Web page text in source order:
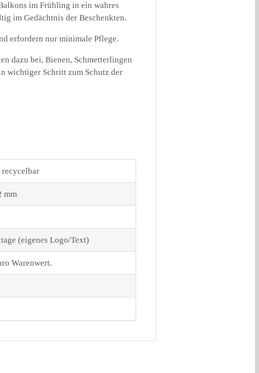
im Frühling in ein wahres
im Gedächtnis der Beschenkten.
erfordern nur minimale Pflege.
dazu bei, Bienen, Schmetterlingen
wichtiger Schritt zum Schutz der
mm
(eigenes Logo/Text)
Warenwert.